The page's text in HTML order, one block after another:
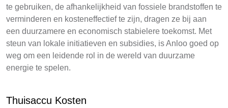
te gebruiken, de afhankelijkheid van fossiele brandstoffen te
verminderen en kosteneffectief te zijn, dragen ze bij aan
een duurzamere en economisch stabielere toekomst. Met
steun van lokale initiatieven en subsidies, is Anloo goed op
weg om een leidende rol in de wereld van duurzame
energie te spelen.
Thuisaccu Kosten